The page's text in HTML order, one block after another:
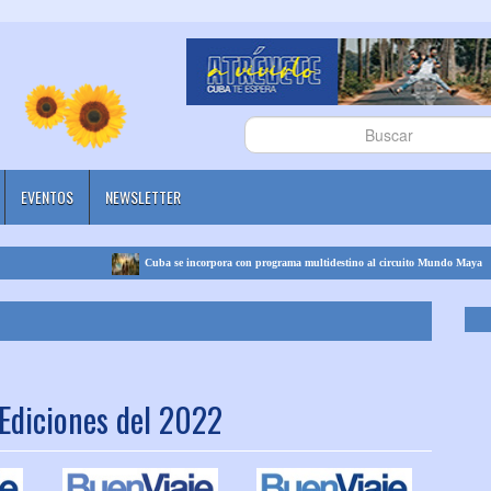
EVENTOS NEWSLETTER
Cuba se incorpora con programa multidestino al circuito Mundo Maya
del 2022